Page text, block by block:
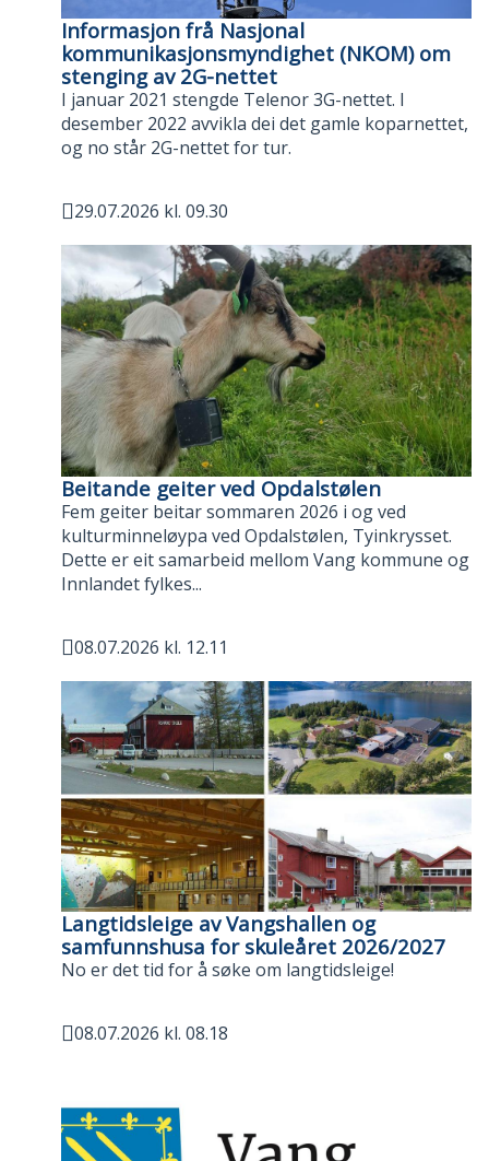
Informasjon frå Nasjonal
kommunikasjonsmyndighet (NKOM) om
stenging av 2G-nettet
I januar 2021 stengde Telenor 3G-nettet. I
desember 2022 avvikla dei det gamle koparnettet,
og no står 2G-nettet for tur.
Publisert
29.07.2026 kl. 09.30
Beitande geiter ved Opdalstølen
Fem geiter beitar sommaren 2026 i og ved
kulturminneløypa ved Opdalstølen, Tyinkrysset.
Dette er eit samarbeid mellom Vang kommune og
Innlandet fylkes...
Publisert
08.07.2026 kl. 12.11
Langtidsleige av Vangshallen og
samfunnshusa for skuleåret 2026/2027
No er det tid for å søke om langtidsleige!
Publisert
08.07.2026 kl. 08.18